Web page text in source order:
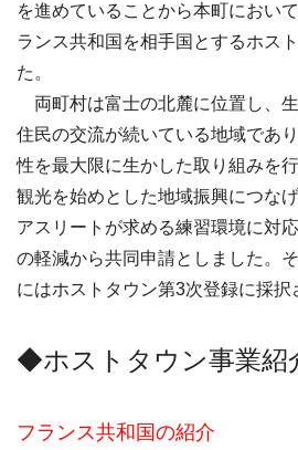
を進めていることから本町におい
ランス共和国を相手国とするホス
た。
両町村は富士の北麓に位置し、
住民の交流が続いている地域であり
性を最大限に生かした取り組みを
観光を始めとした地域振興につな
アスリートが求める練習環境に対
の軽減から共同申請としました。
にはホストタウン第3次登録に採択
◆ホストタウン事業紹
フランス共和国の紹介